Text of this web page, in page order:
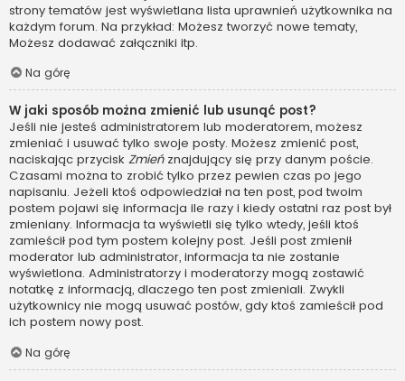
strony tematów jest wyświetlana lista uprawnień użytkownika na
każdym forum. Na przykład: Możesz tworzyć nowe tematy,
Możesz dodawać załączniki itp.
Na górę
W jaki sposób można zmienić lub usunąć post?
Jeśli nie jesteś administratorem lub moderatorem, możesz
zmieniać i usuwać tylko swoje posty. Możesz zmienić post,
naciskając przycisk Zmieńznajdujący się przy danym poście.
Czasami można to zrobić tylko przez pewien czas po jego
napisaniu. Jeżeli ktoś odpowiedział na ten post, pod twoim
postem pojawi się informacja ile razy i kiedy ostatni raz post był
zmieniany. Informacja ta wyświetli się tylko wtedy, jeśli ktoś
zamieścił pod tym postem kolejny post. Jeśli post zmienił
moderator lub administrator, informacja ta nie zostanie
wyświetlona. Administratorzy i moderatorzy mogą zostawić
notatkę z informacją, dlaczego ten post zmieniali. Zwykli
użytkownicy nie mogą usuwać postów, gdy ktoś zamieścił pod
ich postem nowy post.
Na górę